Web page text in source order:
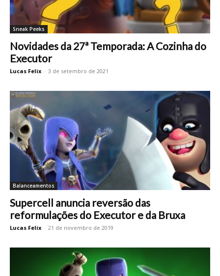
Sneak Peeks
Novidades da 27ª Temporada: A Cozinha do
Executor
Lucas Felix - 3 de setembro de 2021
Balanceamentos
Supercell anuncia reversão das
reformulações do Executor e da Bruxa
Lucas Felix - 21 de novembro de 2019